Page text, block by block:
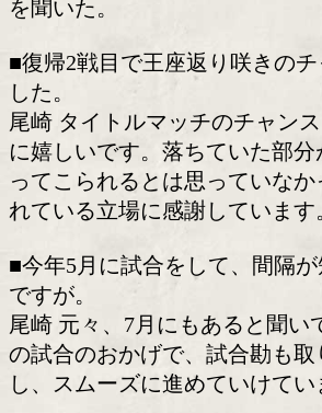
武者修行を経験した23歳
野でボクシングと向き合
う。「勝つのは当たり前
強く口にしたのは"勝ち
た。
東京初見参となる後楽
ンパクトを残そうとして
を聞いた。
■復帰2戦目で王座返り咲
した。